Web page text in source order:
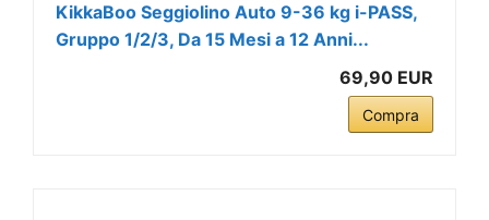
KikkaBoo Seggiolino Auto 9-36 kg i-PASS,
Gruppo 1/2/3, Da 15 Mesi a 12 Anni...
69,90 EUR
Compra